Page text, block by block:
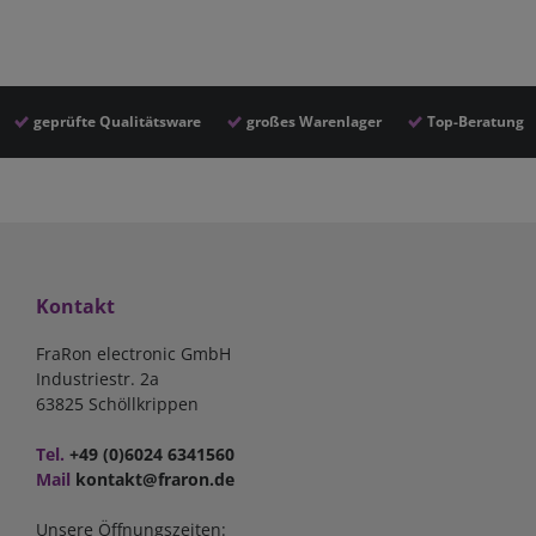
geprüfte Qualitätsware großes Warenlager Top-Beratung
Kontakt
FraRon electronic GmbH
Industriestr. 2a
63825 Schöllkrippen
Tel. +49 (0)6024 6341560
Mail kontakt@fraron.de
Unsere Öffnungszeiten: